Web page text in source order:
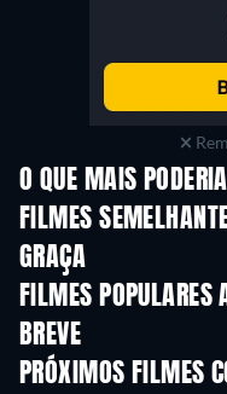
O QUE MAIS
FILMES
GRAÇA
FILMES POPULARES
BREVE
PRÓXIMOS FILMES